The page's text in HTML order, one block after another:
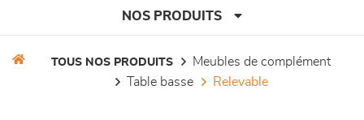
NOS PRODUITS
TOUS NOS PRODUITS
meubles de complément
table basse
relevable